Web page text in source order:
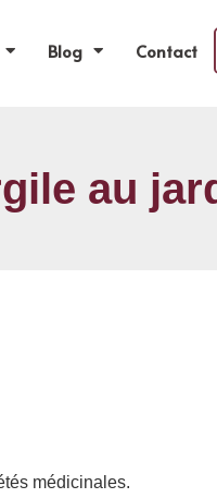
Blog Contact
au
médicinales.